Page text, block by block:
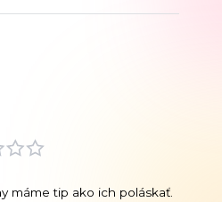
máme tip ako ich poláskať.